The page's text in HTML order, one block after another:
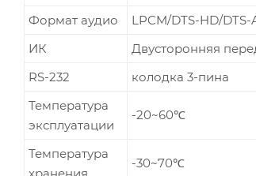
Формат аудио
LPCM/DTS-HD/
ИК
Двусторонняя
RS-232
колодка 3-пина
Температура
эксплуатации
-20~60℃
Температура
-30~70℃